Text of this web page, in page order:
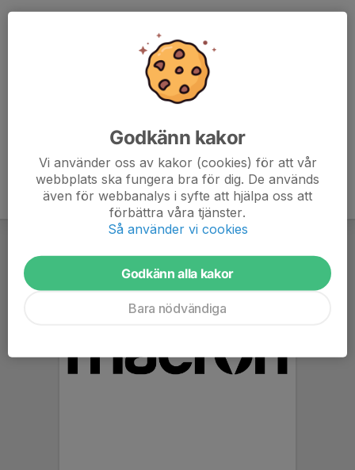
Godkänn kakor
Vi använder oss av kakor (cookies) för att vår
webbplats ska fungera bra för dig. De används
även för webbanalys i syfte att hjälpa oss att
förbättra våra tjänster.
Så använder vi cookies
Godkänn alla kakor
Bara nödvändiga